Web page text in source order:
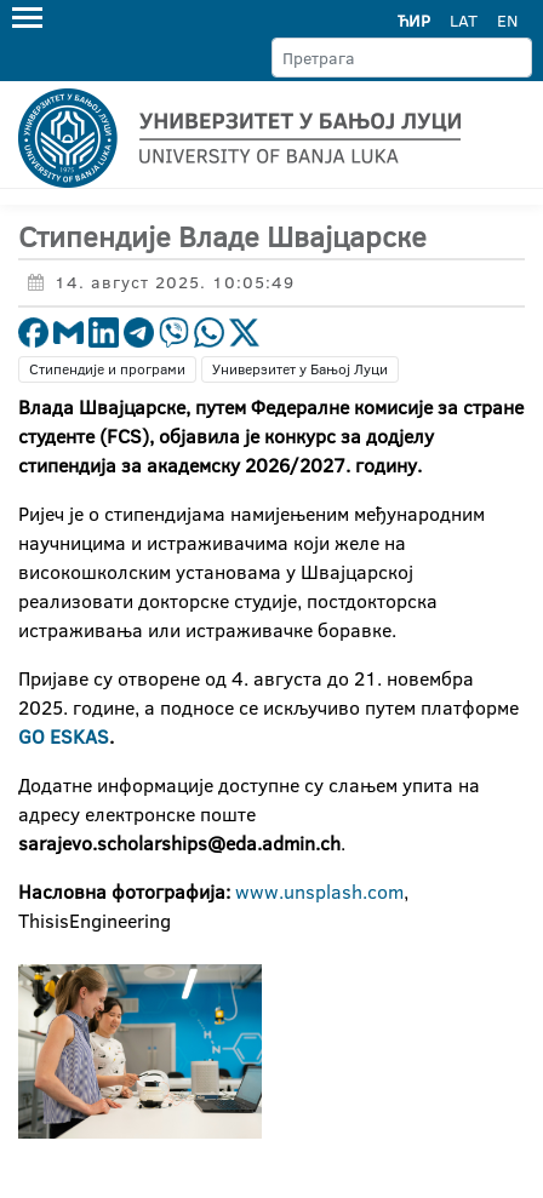
ЋИР LAT EN
Стипендије Владе Швајцарске
14. август 2025. 10:05:49
Стипендије и програми Универзитет у Бањој Луци
Влада Швајцарске, путем Федералне комисије за стране
студенте (FCS), објавила је конкурс за додјелу
стипендија за академску 2026/2027. годину.
Ријеч је о стипендијама намијењеним међународним
научницима и истраживачима који желе на
високошколским установама у Швајцарској
реализовати докторске студије, постдокторска
истраживања или истраживачке боравке.
Пријаве су отворене од 4. августа до 21. новембра
2025. године, а подносе се искључиво путем платформе
GO ESKAS.
Додатне информације доступне су слањем упита на
адресу електронске поште
sarajevo.scholarships@eda.admin.ch.
Насловна фотографија:www.unsplash.com,
ThisisEngineering